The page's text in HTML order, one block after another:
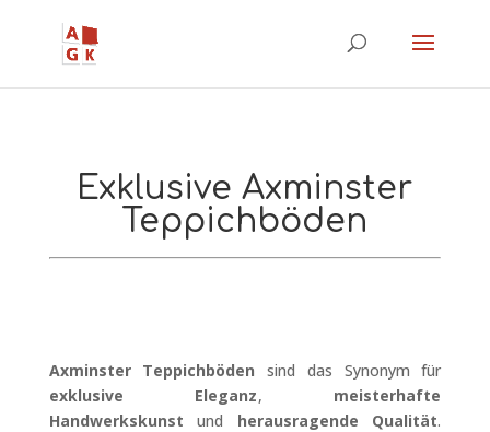
Exklusive Axminster
Teppichböden
Axminster Teppichböden sind das Synonym für
exklusive Eleganz, meisterhafte
Handwerkskunst und herausragende Qualität.